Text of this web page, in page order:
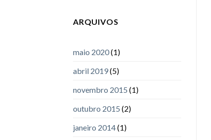
ARQUIVOS
maio 2020(1)
abril 2019(5)
novembro 2015 (1)
outubro 2015 (2)
janeiro 2014(1)